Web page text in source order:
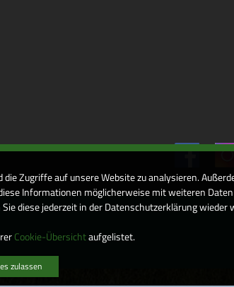
Zugriffe auf unsere Website zu analysieren.
Informationen möglicherweise mit weiteren
diese jederzeit in der Datenschutzerklärung wieder
Cookie-Übersichtaufgelistet.
zulassen